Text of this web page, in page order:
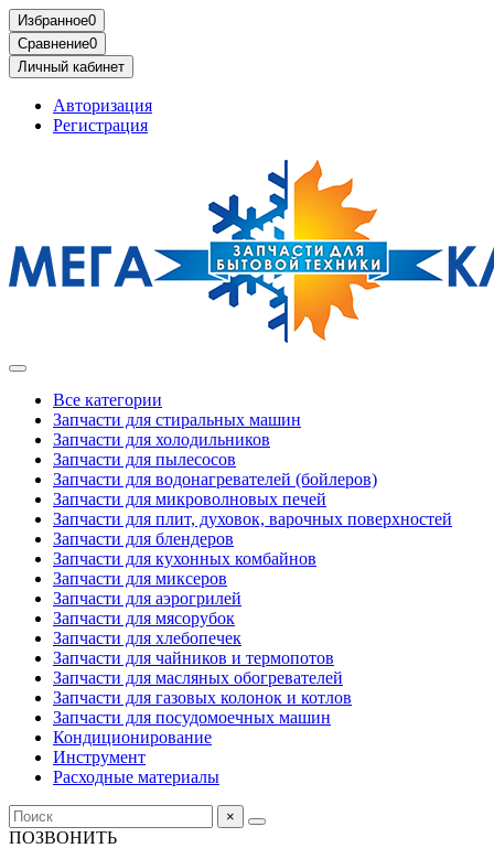
Избранное0
Сравнение0
Личный кабинет
Авторизация
Регистрация
Все категории
Запчасти для стиральных машин
Запчасти для холодильников
Запчасти для пылесосов
Запчасти для водонагревателей (бойлеров)
Запчасти для микроволновых печей
Запчасти для плит, духовок, варочных поверхностей
Запчасти для блендеров
Запчасти для кухонных комбайнов
Запчасти для миксеров
Запчасти для аэрогрилей
Запчасти для мясорубок
Запчасти для хлебопечек
Запчасти для чайников и термопотов
Запчасти для масляных обогревателей
Запчасти для газовых колонок и котлов
Запчасти для посудомоечных машин
Кондиционирование
Инструмент
Расходные материалы
×
ПОЗВОНИТЬ